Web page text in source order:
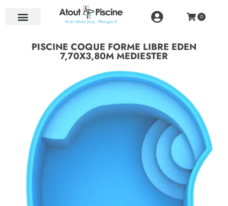
PISCINE COQUE FORME LIBRE EDEN
7,70X3,80M MEDIESTER